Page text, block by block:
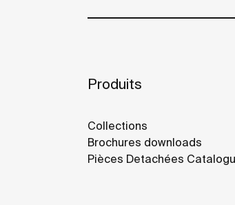
Produits
Collections
Brochures downloads
Pièces Detachées